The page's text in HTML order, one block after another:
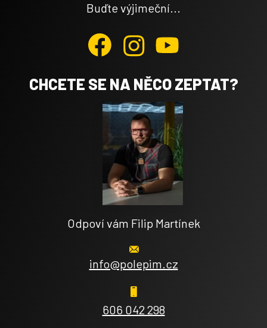
Buďte výjimeční...
CHCETE SE NA NĚCO ZEPTAT?
Odpoví vám Filip Martínek
info@polepim.cz
606 042 298